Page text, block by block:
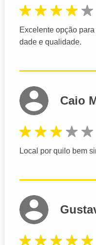
Excelente opção
dade e qualidade.
Caio
Local por quilo bem